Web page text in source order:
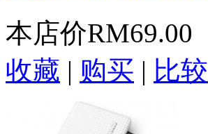
本店价RM69.00
收藏 | 购买 | 比较